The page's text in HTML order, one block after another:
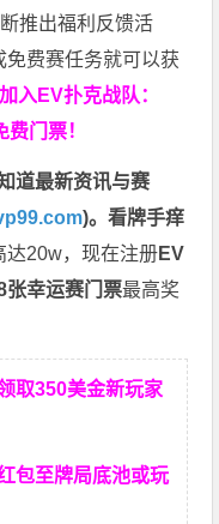
推出福利反馈活
费赛任务就可以获
加入EV扑克战队：
费门票！
道最新资讯与赛
)。看牌手痒
达20w，现在注册EV
张幸运赛门票最高奖
取350美金新玩家
包至牌局底池或玩